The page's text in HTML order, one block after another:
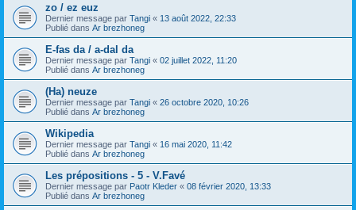
zo / ez euz
Dernier message par Tangi « 13 août 2022, 22:33
Publié dans Ar brezhoneg
E-fas da / a-dal da
Dernier message par Tangi « 02 juillet 2022, 11:20
Publié dans Ar brezhoneg
(Ha) neuze
Dernier message par Tangi « 26 octobre 2020, 10:26
Publié dans Ar brezhoneg
Wikipedia
Dernier message par Tangi « 16 mai 2020, 11:42
Publié dans Ar brezhoneg
Les prépositions - 5 - V.Favé
Dernier message par Paotr Kleder « 08 février 2020, 13:33
Publié dans Ar brezhoneg